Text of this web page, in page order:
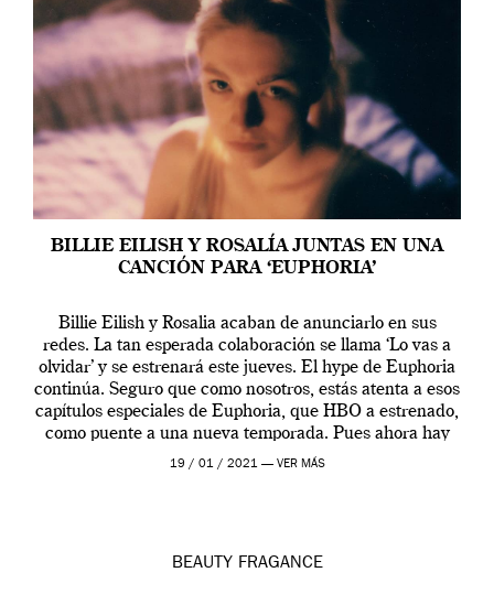
BILLIE EILISH Y ROSALÍA JUNTAS EN UNA
CANCIÓN PARA ‘EUPHORIA’
Billie Eilish y Rosalia acaban de anunciarlo en sus
redes. La tan esperada colaboración se llama ‘Lo vas a
olvidar’ y se estrenará este jueves. El hype de Euphoria
continúa. Seguro que como nosotros, estás atenta a esos
capítulos especiales de Euphoria, que HBO a estrenado,
como puente a una nueva temporada. Pues ahora hay
[…]
19 / 01 / 2021 — VER MÁS
BEAUTY FRAGANCE